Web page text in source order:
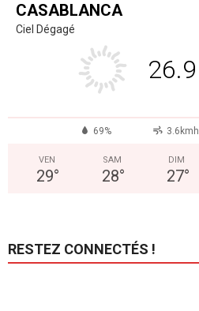
CASABLANCA
Ciel Dégagé
26.9
69% 3.6kmh
VEN
29°
SAM
28°
DIM
27°
RESTEZ CONNECTÉS !